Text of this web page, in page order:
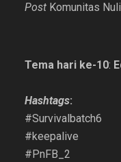
Post Komunitas
Tema hari ke-10:
Hashtags:
#Survivalbatch6
#keepalive
#PnFB_2